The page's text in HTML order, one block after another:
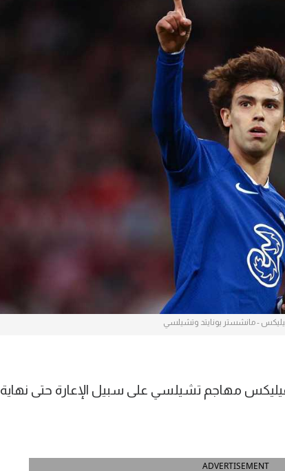
أوروبا
إفريقيا
- مانشستر يونايتد وتشيلسي
فيليكس مهاجم تشيلسي على سبيل الإعارة حتى نهاية
ADVERTISEMENT